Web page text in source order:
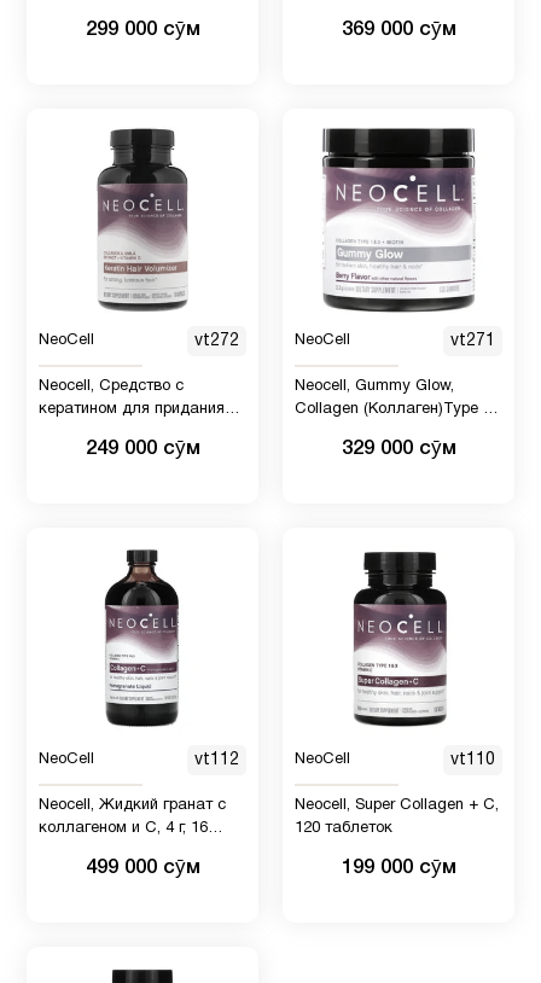
299 000 сӯм 369 000 сӯм
NeoCell vt272
Neocell, Средство с
кератином для придания
249 000 сӯм
NeoCell vt271
Neocell, Gummy Glow,
Collagen (Коллаген)Type 1
Gummies329 000 сӯм
NeoCell vt112
Neocell, Жидкий гранат с
коллагеном и C, 4 г, 16
499 000 сӯм
NeoCell vt110
Neocell, Super Collagen + C,
120 таблеток
199 000 сӯм